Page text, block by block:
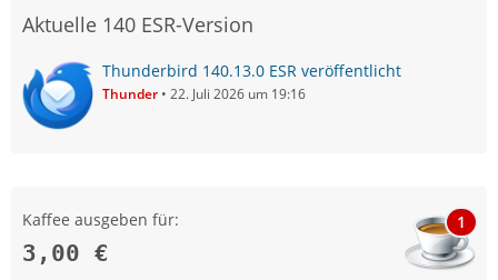
Aktuelle 140 ESR-Version
Thunderbird 140.13.0 ESR veröffentlicht
Thunder 22. Juli 2026 um 19:16
Kaffee ausgeben für:
3,00 €
1